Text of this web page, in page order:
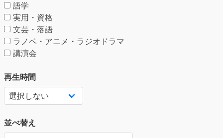
語学
実用・資格
文芸・落語
ラノベ・アニメ・ラジオドラマ
講演会
再生時間
並べ替え